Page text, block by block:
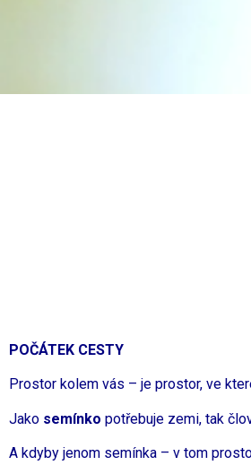
POČÁTEK CESTY
Prostor kolem vás – je prostor, ve
Jako semínko potřebuje zemi, tak
A kdyby jenom semínka – v tom